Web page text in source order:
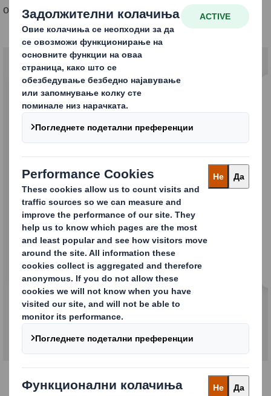
откривање нови можности за пакување.
Индустриска амбалажа